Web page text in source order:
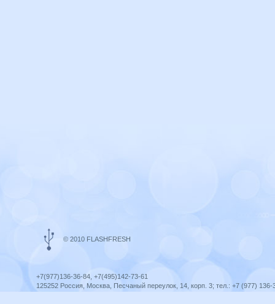
© 2010 FLASHFRESH
+7(977)136-36-84, +7(495)142-73-61
125252 Россия, Москва, Песчаный переулок, 14, корп. 3; тел.: +7 (977) 136-